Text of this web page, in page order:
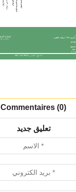
Commentaires (0)
تعليق جديد